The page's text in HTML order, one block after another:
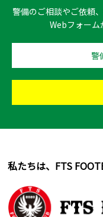
警備のご相談やご依頼
Webフォーム
警
私たちは、FTS